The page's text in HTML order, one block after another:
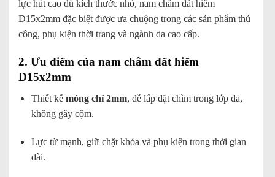
lực hút cao dù kích thước nhỏ, nam châm đất hiếm
D15x2mm đặc biệt được ưa chuộng trong các sản phẩm thủ
công, phụ kiện thời trang và ngành da cao cấp.
2. Ưu điểm của nam châm đất hiếm
D15x2mm
Thiết kế mỏng chỉ 2mm, dễ lắp đặt chìm trong lớp da,
không gây cộm.
Lực từ mạnh, giữ chặt khóa và phụ kiện trong thời gian
dài.